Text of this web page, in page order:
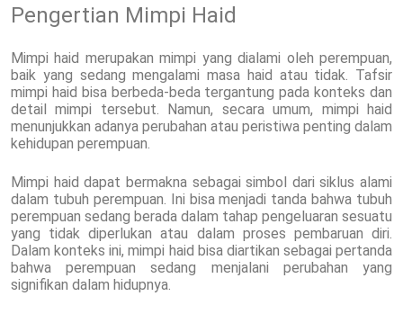
Pengertian Mimpi Haid
Mimpi haid merupakan mimpi yang dialami oleh perempuan,
baik yang sedang mengalami masa haid atau tidak. Tafsir
mimpi haid bisa berbeda-beda tergantung pada konteks dan
detail mimpi tersebut. Namun, secara umum, mimpi haid
menunjukkan adanya perubahan atau peristiwa penting dalam
kehidupan perempuan.
Mimpi haid dapat bermakna sebagai simbol dari siklus alami
dalam tubuh perempuan. Ini bisa menjadi tanda bahwa tubuh
perempuan sedang berada dalam tahap pengeluaran sesuatu
yang tidak diperlukan atau dalam proses pembaruan diri.
Dalam konteks ini, mimpi haid bisa diartikan sebagai pertanda
bahwa perempuan sedang menjalani perubahan yang
signifikan dalam hidupnya.